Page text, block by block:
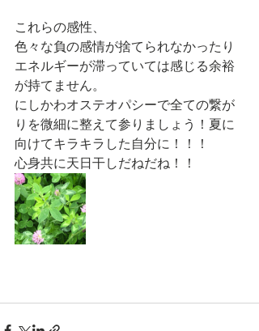
これらの感性、
色々な負の感情が捨てられなかったり
エネルギーが滞っていては感じる余裕
が持てません。
にしかわオステオパシーで全ての繋が
りを微細に整えて参りましょう！夏に
向けてキラキラした自分に！！！
心身共に天日干しだねだね！！